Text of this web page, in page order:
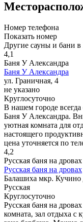
Номер телефона
Показать номер
Другие сауны и бани
4,1
Баня У Александра
Баня У Александра
ул. Граничная, 4
не указано
Круглосуточно
В нашем городе всегда
Баня У Александра.
уютная комната для
настоящего
цена уточняется по
4,2
Русская баня на дровах
Русская баня на дровах
Балашиха мкр. Кучино
Русская
Круглосуточно
Русская баня на
комната, зал отдыха с